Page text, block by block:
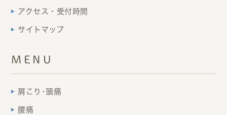
アクセス・受付時間
サイトマップ
MENU
肩こり･頭痛
腰痛